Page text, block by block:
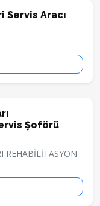
Aracı
Şoförü
REHABİLİTASYON